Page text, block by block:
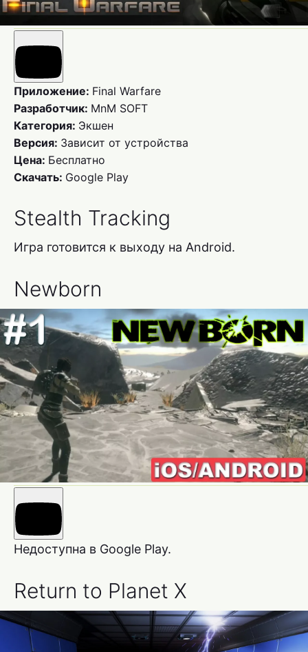
Приложение: Final Warfare
Разработчик: MnM SOFT
Категория: Экшен
Версия: Зависит от устройства
Цена: Бесплатно
Скачать: Google Play
Stealth Tracking
Игра готовится к выходу на Android.
Newborn
Недоступна в Google Play.
Return to Planet X